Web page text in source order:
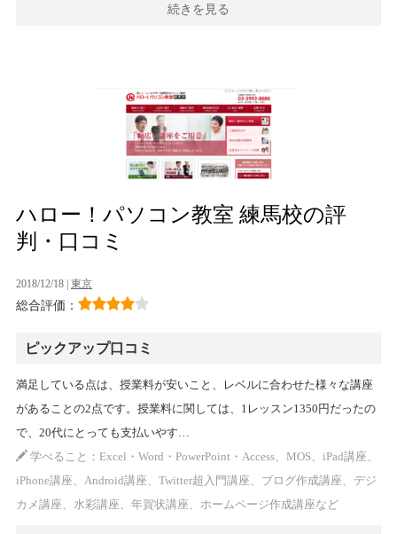
続きを見る
ハロー！パソコン教室 練馬校の評
判・口コミ
2018/12/18 | 東京
総合評価：
ピックアップ口コミ
満足している点は、授業料が安いこと、レベルに合わせた様々な講座
があることの2点です。授業料に関しては、1レッスン1350円だったの
で、20代にとっても支払いやす…
学べること：Excel・Word・PowerPoint・Access、MOS、iPad講座、
iPhone講座、Android講座、Twitter超入門講座、ブログ作成講座、デジ
カメ講座、水彩講座、年賀状講座、ホームページ作成講座など